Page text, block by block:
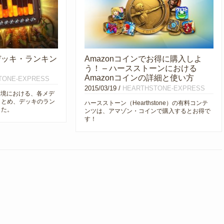
キ・ランキン
EXPRESS
における、各メデ
め、デッキのラン
。
Amazonコインでお得に購入しよ
う！ – ハースストーンにおける
Amazonコインの詳細と使い方
2015/03/19/ HEARTHSTONE-EXPRESS
ハースストーン（Hearthstone）の有料コンテ
ンツは、アマゾン・コインで購入するとお得で
す！